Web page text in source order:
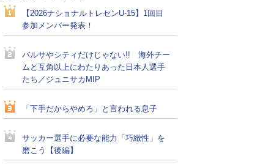
【2026ナショナルトレセンU-15】1回目
参加メンバー発表！
バルサやシティだけじゃない!! 海外チー
ムと互角以上にわたりあった日本人選手
たち／ジュニサカMIP
「下手だからやめろ」と言われる息子
サッカー選手に必要な能力「巧緻性」を
磨こう【後編】